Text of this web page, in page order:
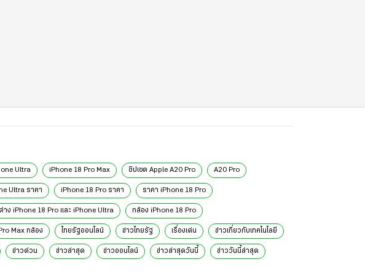
Ultra iPhone 18 Pro Max ชิปเซต Apple A20 Pro A20 Pro
Ultra ราคา iPhone 18 Pro ราคา ราคา iPhone 18 Pro
าง iPhone 18 Pro และ iPhone Ultra กล้อง iPhone 18 Pro
Max กล้อง ไทยรัฐออนไลน์ ข่าวไทยรัฐ เรื่องเด่น ข่าวเกี่ยวกับเทคโนโลยี
ข่าวด่วน ข่าวล่าสุด ข่าวออนไลน์ ข่าวล่าสุดวันนี้ ข่าววันนี้ล่าสุด